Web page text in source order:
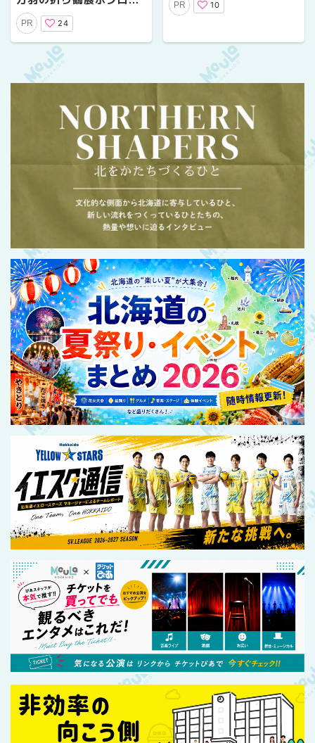
ェクト！」クラウドファ
ンディングを実施（2月1
日～4月15日申込受付）
PR 24
かわ菓子博2025
PR 10